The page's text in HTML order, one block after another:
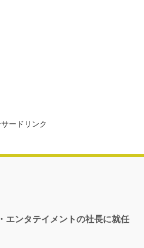
ードリンク
エンタテイメントの社長に就任